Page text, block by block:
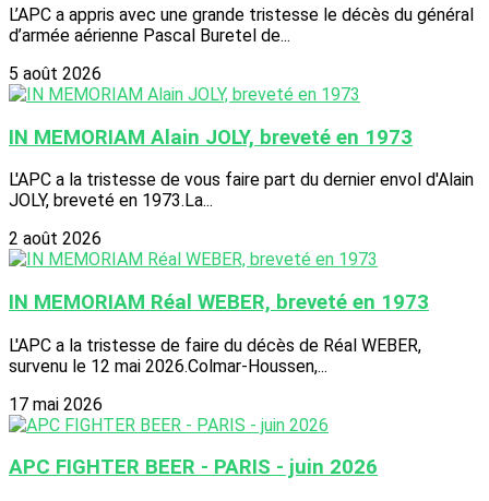
L’APC a appris avec une grande tristesse le décès du général
d’armée aérienne Pascal Buretel de...
5 août 2026
IN MEMORIAM Alain JOLY, breveté en 1973
L'APC a la tristesse de vous faire part du dernier envol d'Alain
JOLY, breveté en 1973.La...
2 août 2026
IN MEMORIAM Réal WEBER, breveté en 1973
L'APC a la tristesse de faire du décès de Réal WEBER,
survenu le 12 mai 2026.Colmar-Houssen,...
17 mai 2026
APC FIGHTER BEER - PARIS - juin 2026